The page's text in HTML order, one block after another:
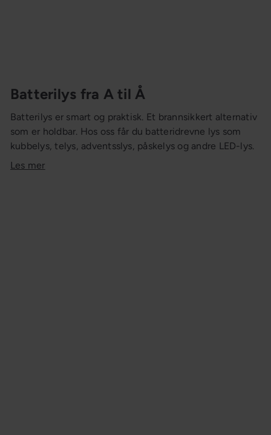
Batterilys fra A til Å
Batterilys er smart og praktisk. Et brannsikkert alternativ
som er holdbar. Hos oss får du batteridrevne lys som
kubbelys, telys, adventsslys, påskelys og andre LED-lys.
Les mer